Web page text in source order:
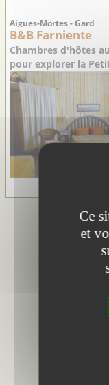
Aigues-Mortes - Gard
B&B Farniente
Chambres d'hôtes
pour explorer la
Ce
et